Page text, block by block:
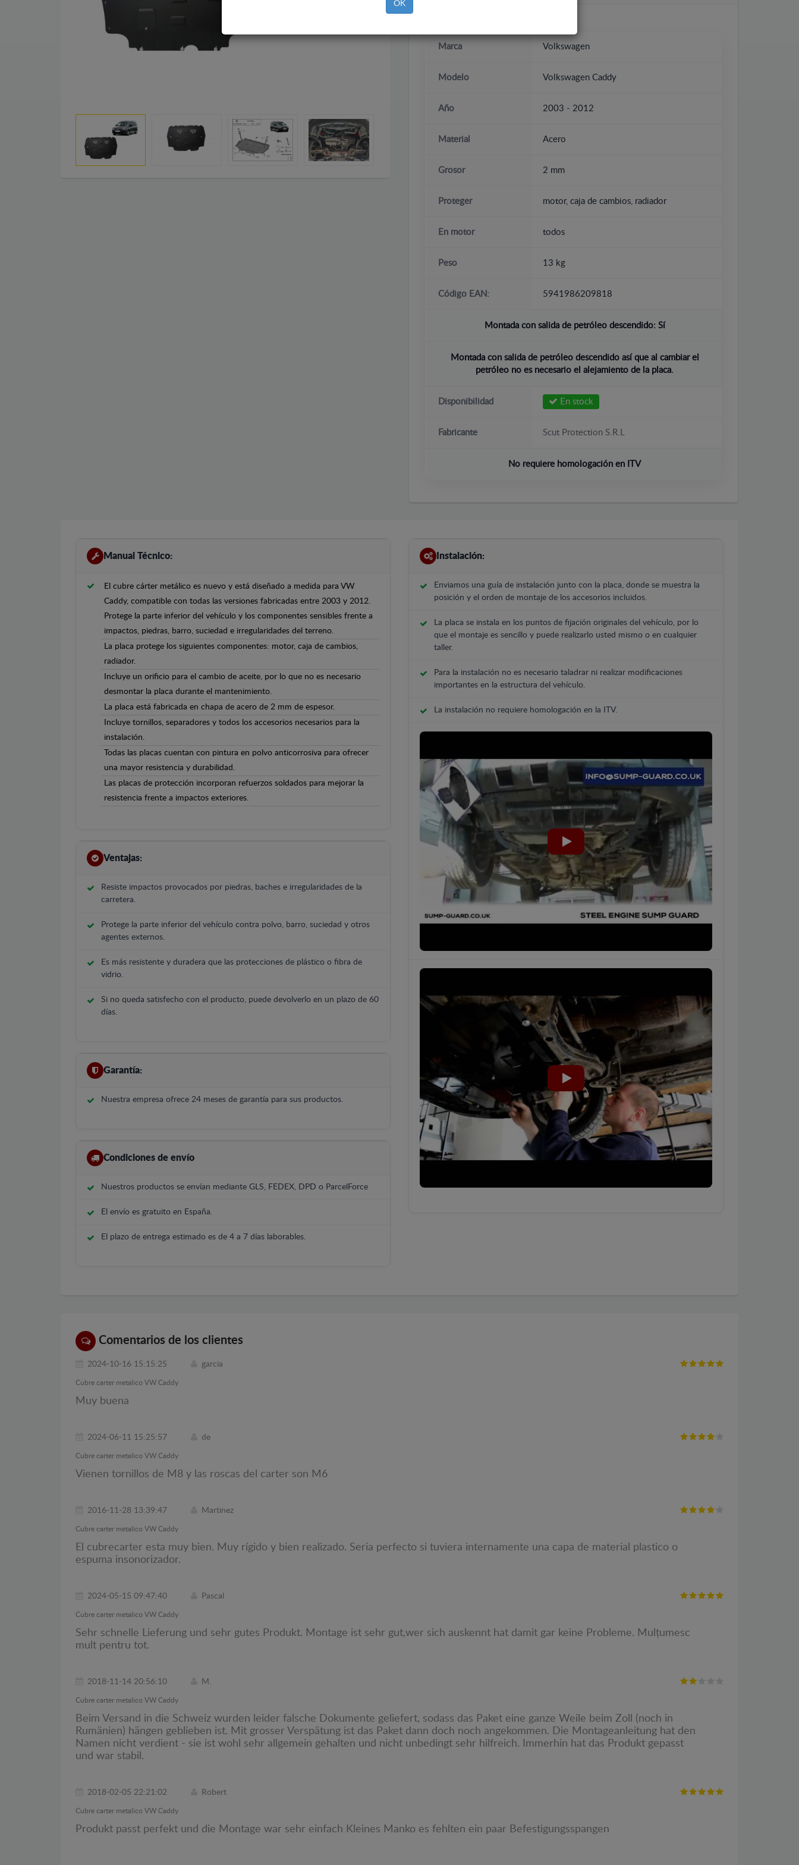
Marca Volkswagen
Modelo Volkswagen Caddy
Año 2003 - 2012
Material Acero
Grosor 2 mm
Proteger motor, caja de cambios, radiador
En motor todos
Peso 13 kg
Código EAN: 5941986209818
Montada con salida de petróleo descendido: Sí
Montada con salida de petróleo descendido así que al cambiar el
petróleo no es necesario el alejamiento de la placa.
Disponibilidad En stock
Fabricante Scut Protection S.R.L
No requiere homologación en ITV
Manual Técnico:
El cubre cárter metálico es nuevo y está diseñado a medida para VW
Caddy, compatible con todas las versiones fabricadas entre 2003 y 2012.
Protege la parte inferior del vehículo y los componentes sensibles frente a
impactos, piedras, barro, suciedad e irregularidades del terreno.
La placa protege los siguientes componentes: motor, caja de cambios,
radiador.
Incluye un orificio para el cambio de aceite, por lo que no es necesario
desmontar la placa durante el mantenimiento.
La placa está fabricada en chapa de acero de 2 mm de espesor.
Incluye tornillos, separadores y todos los accesorios necesarios para la
instalación.
Todas las placas cuentan con pintura en polvo anticorrosiva para ofrecer
una mayor resistencia y durabilidad.
Las placas de protección incorporan refuerzos soldados para mejorar la
resistencia frente a impactos exteriores.
Ventajas:
Resiste impactos provocados por piedras, baches e irregularidades de la
carretera.
Protege la parte inferior del vehículo contra polvo, barro, suciedad y otros
agentes externos.
Es más resistente y duradera que las protecciones de plástico o fibra de
vidrio.
Si no queda satisfecho con el producto, puede devolverlo en un plazo de 60
días.
Garantía:
Nuestra empresa ofrece 24 meses de garantía para sus productos.
Condiciones de envío
Nuestros productos se envían mediante GLS, FEDEX, DPD o ParcelForce
El envío es gratuito en España.
El plazo de entrega estimado es de 4 a 7 días laborables.
Instalación:
Enviamos una guía de instalación junto con la placa, donde se muestra la
posición y el orden de montaje de los accesorios incluidos.
La placa se instala en los puntos de fijación originales del vehículo, por lo
que el montaje es sencillo y puede realizarlo usted mismo o en cualquier
taller.
Para la instalación no es necesario taladrar ni realizar modificaciones
importantes en la estructura del vehículo.
La instalación no requiere homologación en la ITV.
Comentarios de los clientes
2024-10-16 15:15:25 garcia
Cubre carter metalico VW Caddy
Muy buena
2024-06-11 15:25:57 de
Cubre carter metalico VW Caddy
Vienen tornillos de M8 y las roscas del carter son M6
2016-11-28 13:39:47 Martinez
Cubre carter metalico VW Caddy
El cubrecarter esta muy bien. Muy rígido y bien realizado. Seria perfecto si tuviera internamente una capa de material plastico o
espuma insonorizador.
2024-05-15 09:47:40 Pascal
Cubre carter metalico VW Caddy
Sehr schnelle Lieferung und sehr gutes Produkt. Montage ist sehr gut,wer sich auskennt hat damit gar keine Probleme. Mulțumesc
mult pentru tot.
2018-11-14 20:56:10 M.
Cubre carter metalico VW Caddy
Beim Versand in die Schweiz wurden leider falsche Dokumente geliefert, sodass das Paket eine ganze Weile beim Zoll (noch in
Rumänien) hängen geblieben ist. Mit grosser Verspätung ist das Paket dann doch noch angekommen. Die Montageanleitung hat den
Namen nicht verdient - sie ist wohl sehr allgemein gehalten und nicht unbedingt sehr hilfreich. Immerhin hat das Produkt gepasst
und war stabil.
2018-02-05 22:21:02 Robert
Cubre carter metalico VW Caddy
Produkt passt perfekt und die Montage war sehr einfach Kleines Manko es fehlten ein paar Befestigungsspangen
OK